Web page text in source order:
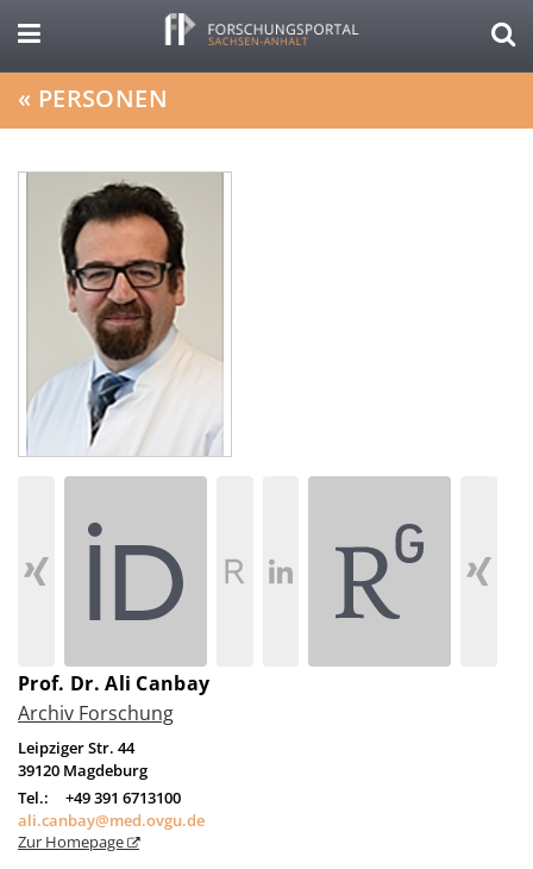
« PERSONEN
Prof. Dr. Ali Canbay
Archiv Forschung
Leipziger Str. 44
39120 Magdeburg
Tel.:
+49 391 6713100
ali.canbay@med.ovgu.de
Zur Homepage